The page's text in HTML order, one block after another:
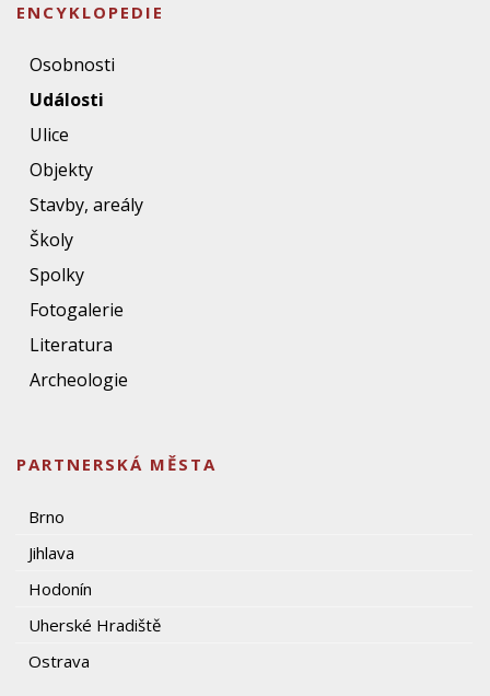
ENCYKLOPEDIE
Osobnosti
Události
Ulice
Objekty
Stavby, areály
Školy
Spolky
Fotogalerie
Literatura
Archeologie
PARTNERSKÁ MĚSTA
Brno
Jihlava
Hodonín
Uherské Hradiště
Ostrava